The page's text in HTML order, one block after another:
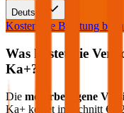
Deutsch
Kostenlose Beratung
Was kostet die
Ka+?
Die motorbezogene
Ka+ kostet im Schnitt €